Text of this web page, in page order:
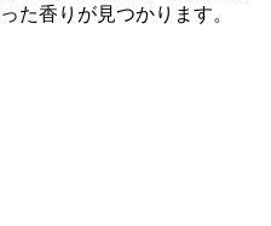
た香りが見つかります。